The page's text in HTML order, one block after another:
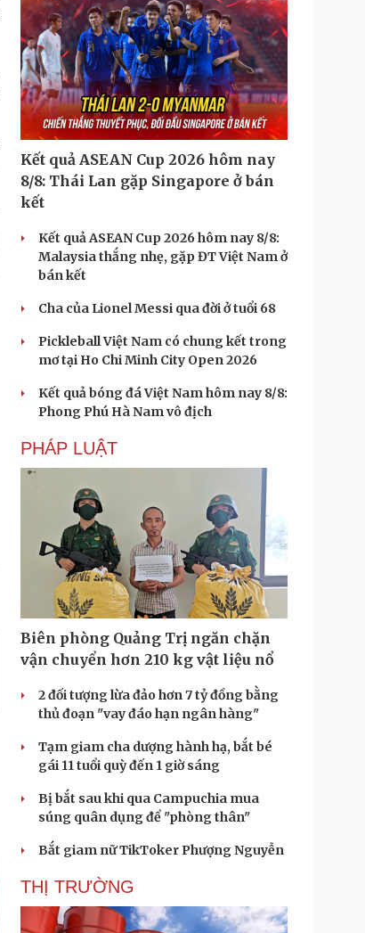
Kết quả ASEAN Cup 2026 hôm nay
8/8: Thái Lan gặp Singapore ở bán
kết
Kết quả ASEAN Cup 2026 hôm nay 8/8:
Malaysia thắng nhẹ, gặp ĐT Việt Nam ở
bán kết
Cha của Lionel Messi qua đời ở tuổi 68
Pickleball Việt Nam có chung kết trong
mơ tại Ho Chi Minh City Open 2026
Kết quả bóng đá Việt Nam hôm nay 8/8:
Phong Phú Hà Nam vô địch
PHÁP LUẬT
Biên phòng Quảng Trị ngăn chặn
vận chuyển hơn 210 kg vật liệu nổ
2 đối tượng lừa đảo hơn 7 tỷ đồng bằng
thủ đoạn "vay đáo hạn ngân hàng"
Tạm giam cha dượng hành hạ, bắt bé
gái 11 tuổi quỳ đến 1 giờ sáng
Bị bắt sau khi qua Campuchia mua
súng quân dụng để "phòng thân"
Bắt giam nữ TikToker Phượng Nguyễn
THỊ TRƯỜNG